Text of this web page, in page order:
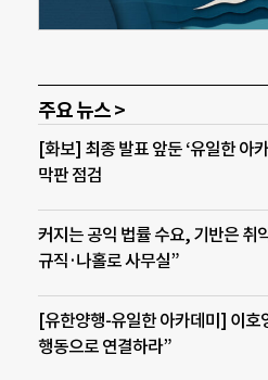
주요 뉴스 >
[화보] 최종 발표 앞둔 ‘유일한 아
막판 점검
커지는 공익 법률 수요, 기반은 취
규직·나홀로 사무실”
[유한양행-유일한 아카데미] 이호
행동으로 연결하라”